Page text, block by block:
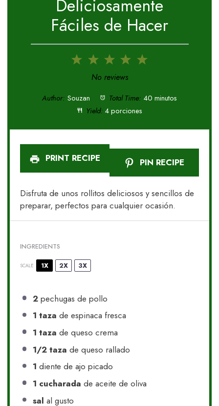
Deliciosamente
Fáciles de Hacer
5
4
3
Stars
2
Stars
1
Star
No reviews
Author: Souzan Total Time: 40 minutos
Yield: 4 porciones
PRINT RECIPE PIN RECIPE
Disfruta de unos rollitos deliciosos y sencillos de
preparar, perfectos para cualquier ocasión.
INGREDIENTS
SCALE 1X 2X 3X
2pechugas de pollo
1 taza de espinaca fresca
1 taza de queso crema
1/2taza de queso rallado
1 diente de ajo picado
1 cucharada de aceite de oliva
sal al gusto